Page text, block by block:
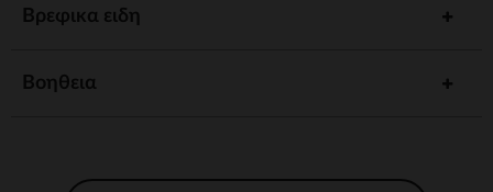
Βρεφικα ειδη
Βοηθεια